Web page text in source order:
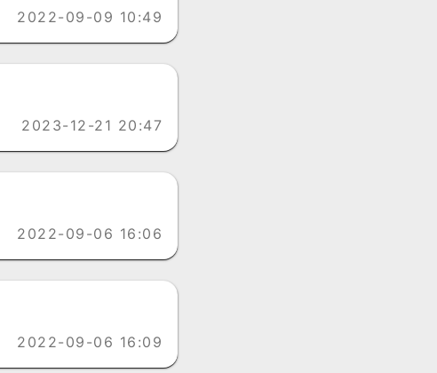
2022-09-09 10:49
2023-12-21 20:47
2022-09-06 16:06
2022-09-06 16:09